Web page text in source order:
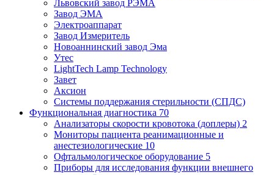
Львовский завод РЭМА
Завод ЭМА
Электроаппарат
Завод Измеритель
Новоаннинский завод Эма
Утес
LightTech Lamp Technology
Завет
Аксион
Системы поддержания стерильности (СПДС)
Функциональная диагностика 70
Анализаторы скорости кровотока (доплеры) 2
Мониторы пациента реанимационные и
анестезиологические 10
Офтальмологическое оборудование 5
Приборы для исследования функции внешнего